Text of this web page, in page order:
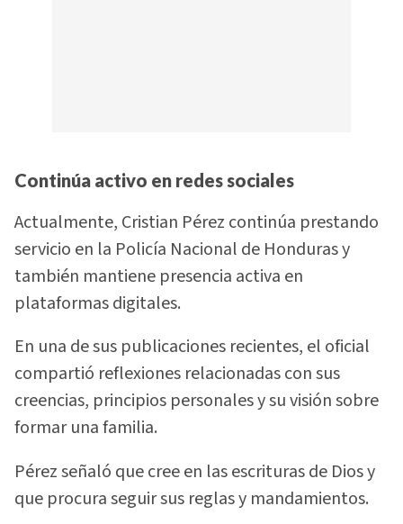
Continúa activo en redes sociales
Actualmente, Cristian Pérez continúa prestando
servicio en la Policía Nacional de Honduras y
también mantiene presencia activa en
plataformas digitales.
En una de sus publicaciones recientes, el oficial
compartió reflexiones relacionadas con sus
creencias, principios personales y su visión sobre
formar una familia.
Pérez señaló que cree en las escrituras de Dios y
que procura seguir sus reglas y mandamientos.